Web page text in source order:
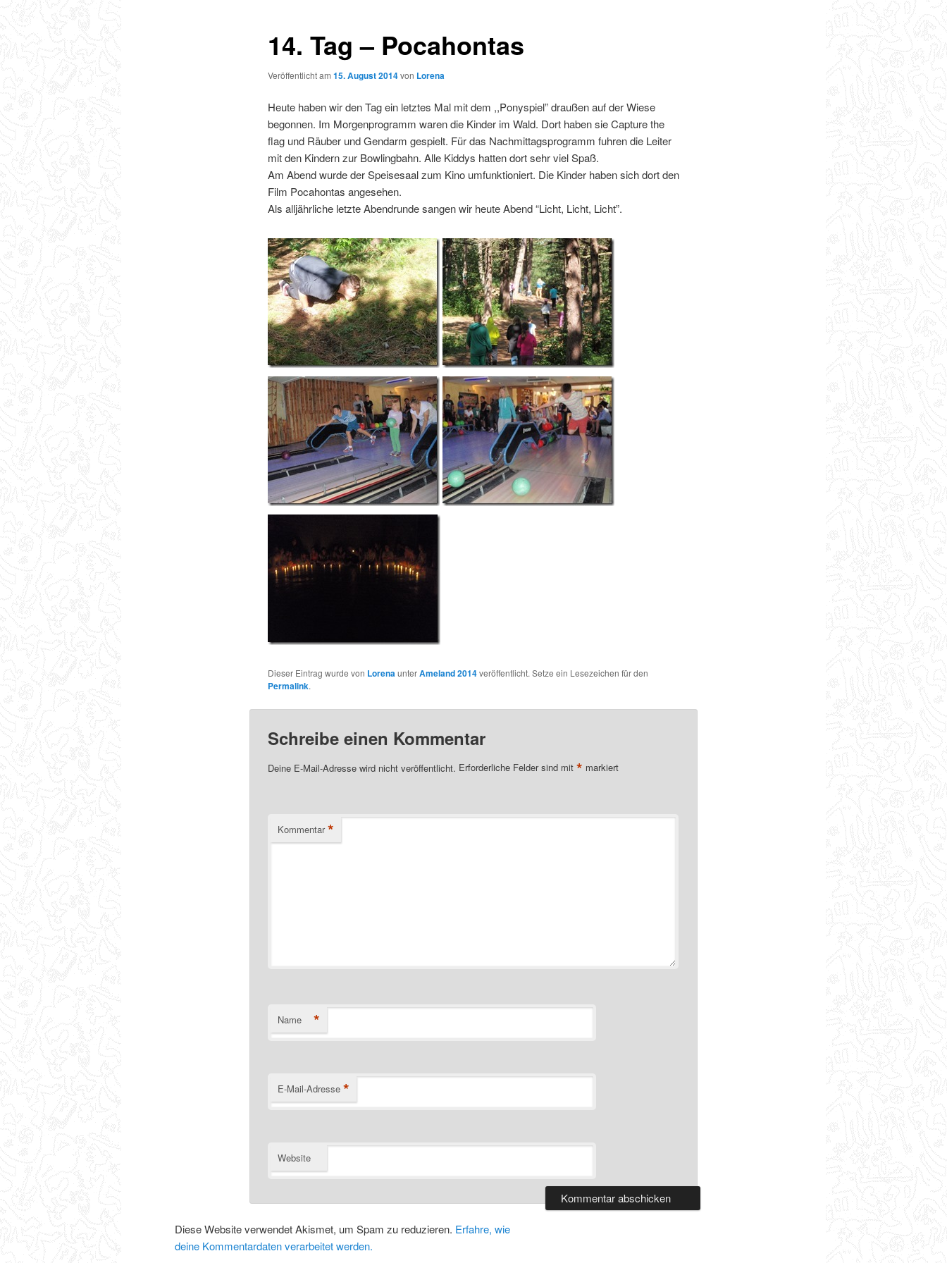
14. Tag – Pocahontas
Veröffentlicht am 15. August 2014von Lorena
Heute haben wir den Tag ein letztes Mal mit dem ,,Ponyspiel” draußen auf der Wiese
begonnen. Im Morgenprogramm waren die Kinder im Wald. Dort haben sie Capture the
flag und Räuber und Gendarm gespielt. Für das Nachmittagsprogramm fuhren die Leiter
mit den Kindern zur Bowlingbahn. Alle Kiddys hatten dort sehr viel Spaß.
Am Abend wurde der Speisesaal zum Kino umfunktioniert. Die Kinder haben sich dort den
Film Pocahontas angesehen.
Als alljährliche letzte Abendrunde sangen wir heute Abend “Licht, Licht, Licht”.
Dieser Eintrag wurde von LorenaunterAmeland 2014veröffentlicht. Setze ein Lesezeichen für den
Permalink.
Schreibe einen Kommentar
Deine E-Mail-Adresse wird nicht veröffentlicht. Erforderliche Felder sind mit * markiert
Kommentar *
Name *
E-Mail-Adresse *
Website
Diese Website verwendet Akismet, um Spam zu reduzieren. Erfahre, wie
deine Kommentardaten verarbeitet werden.